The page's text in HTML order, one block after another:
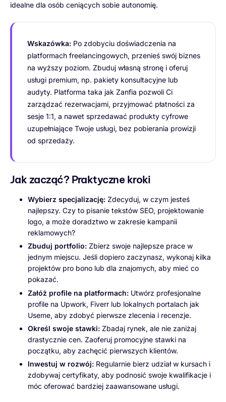
idealne dla osób ceniących sobie autonomię.
Wskazówka: Po zdobyciu doświadczenia na
platformach freelancingowych, przenieś swój biznes
na wyższy poziom. Zbuduj własną stronę i oferuj
usługi premium, np. pakiety konsultacyjne lub
audyty. Platforma taka jak Zanfia pozwoli Ci
zarządzać rezerwacjami, przyjmować płatności za
sesje 1:1, a nawet sprzedawać produkty cyfrowe
uzupełniające Twoje usługi, bez pobierania prowizji
od sprzedaży.
Jak zacząć? Praktyczne kroki
Wybierz specjalizację: Zdecyduj, w czym jesteś
najlepszy. Czy to pisanie tekstów SEO, projektowanie
logo, a może doradztwo w zakresie kampanii
reklamowych?
Zbuduj portfolio: Zbierz swoje najlepsze prace w
jednym miejscu. Jeśli dopiero zaczynasz, wykonaj kilka
projektów pro bono lub dla znajomych, aby mieć co
pokazać.
Załóż profile na platformach: Utwórz profesjonalne
profile na Upwork, Fiverr lub lokalnych portalach jak
Useme, aby zdobyć pierwsze zlecenia i recenzje.
Określ swoje stawki: Zbadaj rynek, ale nie zaniżaj
drastycznie cen. Zaoferuj promocyjne stawki na
początku, aby zachęcić pierwszych klientów.
Inwestuj w rozwój: Regularnie bierz udział w kursach i
zdobywaj certyfikaty, aby podnosić swoje kwalifikacje i
móc oferować bardziej zaawansowane usługi.